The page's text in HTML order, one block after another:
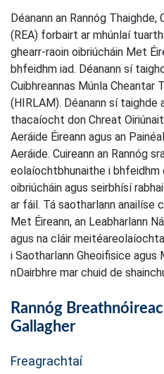
Déanann an Rannóg Thaighde,
(REA) forbairt ar mhúnlaí
ghearr-raoin oibriúcháin Met
bhfeidhm iad. Déanann sí
Cuibhreannas Múnla Cheantar
(HIRLAM). Déanann sí taighde
thacaíocht don Chreat
Aeráide Éireann agus an
Aeráide. Cuireann an Rannóg
eolaíochtbhunaithe i bhfeidhm
oibriúcháin agus seirbhísí
ar fáil. Tá saotharlann
Met Éireann, an Leabharlann
agus na cláir
i Saotharlann Gheoifisice
nDairbhre mar chuid de
Rannóg
Gallagher
Freagrachtaí